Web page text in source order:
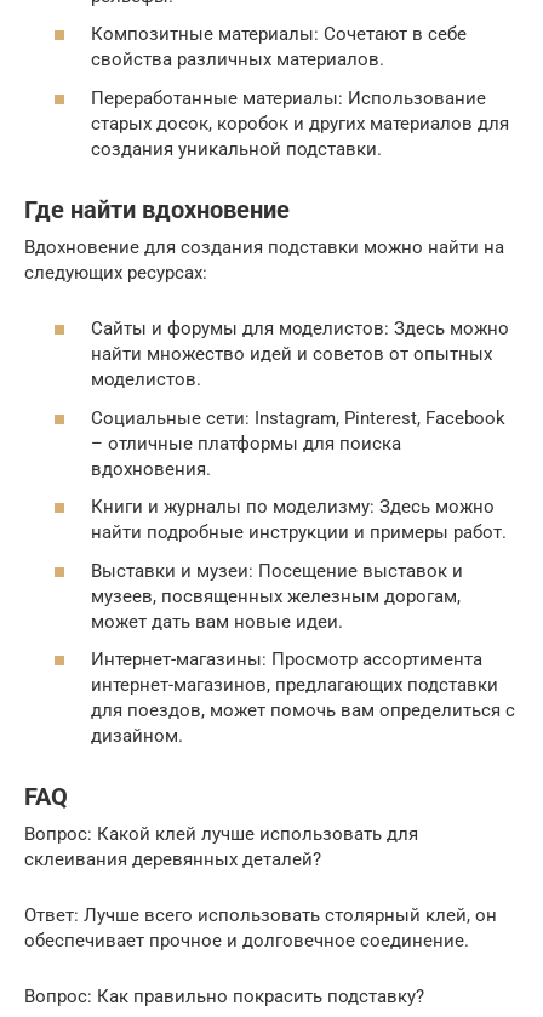
Композитные материалы: Сочетают в себе
свойства различных материалов.
Переработанные материалы: Использование
старых досок, коробок и других материалов для
создания уникальной подставки.
Где найти вдохновение
Вдохновение для создания подставки можно найти на
следующих ресурсах:
Сайты и форумы для моделистов: Здесь можно
найти множество идей и советов от опытных
моделистов.
Социальные сети: Instagram, Pinterest, Facebook
– отличные платформы для поиска
вдохновения.
Книги и журналы по моделизму: Здесь можно
найти подробные инструкции и примеры работ.
Выставки и музеи: Посещение выставок и
музеев, посвященных железным дорогам,
может дать вам новые идеи.
Интернет-магазины: Просмотр ассортимента
интернет-магазинов, предлагающих подставки
для поездов, может помочь вам определиться с
дизайном.
FAQ
Вопрос: Какой клей лучше использовать для
склеивания деревянных деталей?
Ответ: Лучше всего использовать столярный клей, он
обеспечивает прочное и долговечное соединение.
Вопрос: Как правильно покрасить подставку?